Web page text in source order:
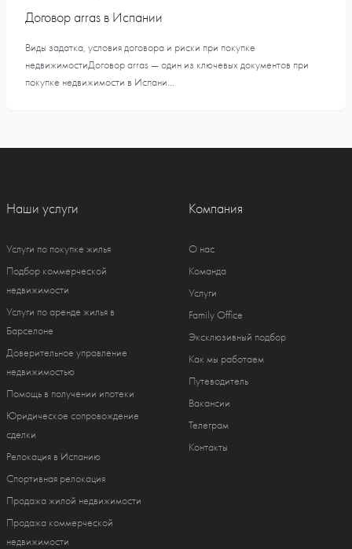
Договор arras в Испании
Виды задатка, условия договора и риски при покупке
недвижимостиДоговор arras — один из ключевых документов при
покупке недвижимости в Испани...
Наши услуги
Услуги по покупке жилья
Подбор коммерческой
недвижимости
Услуги по аренде жилья в
Барселоне
Доверительное управление
недвижимостью
Помощь в получении ипотеки
Юридическое сопровождение
сделки
Релокация в Испанию
Спортивная релокация
Продажа жилой недвижимости
Продажа коммерческой
недвижимости
Компания
О нас
Команда
Услуги
Family Office
Эксклюзивный подбор
Как мы работаем
Путеводитель
Вакансии
Телеграм
Контакты